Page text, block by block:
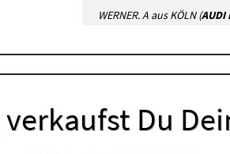
WERNER. A aus KÖLN (AUDI
verkaufst Du